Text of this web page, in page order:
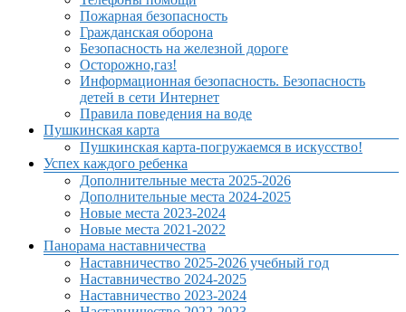
Пожарная безопасность
Гражданская оборона
Безопасность на железной дороге
Осторожно,газ!
Информационная безопасность. Безопасность
детей в сети Интернет
Правила поведения на воде
Пушкинская карта
Пушкинская карта-погружаемся в искусство!
Успех каждого ребенка
Дополнительные места 2025-2026
Дополнительные места 2024-2025
Новые места 2023-2024
Новые места 2021-2022
Панорама наставничества
Наставничество 2025-2026 учебный год
Наставничество 2024-2025
Наставничество 2023-2024